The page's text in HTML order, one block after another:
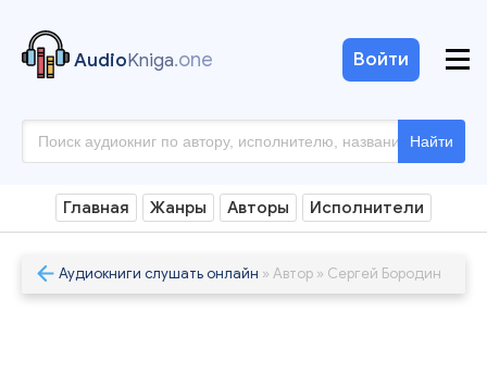
AudioKniga.one
Найти
Войти
Главная Жанры Авторы Исполнители
Аудиокниги слушать онлайн » Автор » Сергей Бородин